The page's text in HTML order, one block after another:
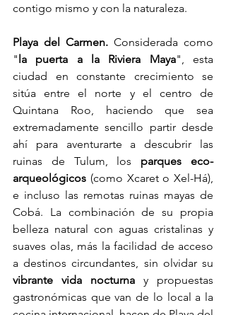
contigo mismo y con la naturaleza.
Playa del Carmen. Considerada como
"la puerta a la Riviera Maya", esta
ciudad en constante crecimiento se
sitúa entre el norte y el centro de
Quintana Roo, haciendo que sea
extremadamente sencillo partir desde
ahí para aventurarte a descubrir las
ruinas de Tulum, los parques eco-
arqueológicos (como Xcaret o Xel-Há),
e incluso las remotas ruinas mayas de
Cobá. La combinación de su propia
belleza natural con aguas cristalinas y
suaves olas, más la facilidad de acceso
vibrante vida nocturna y propuestas
gastronómicas que van de lo local a la